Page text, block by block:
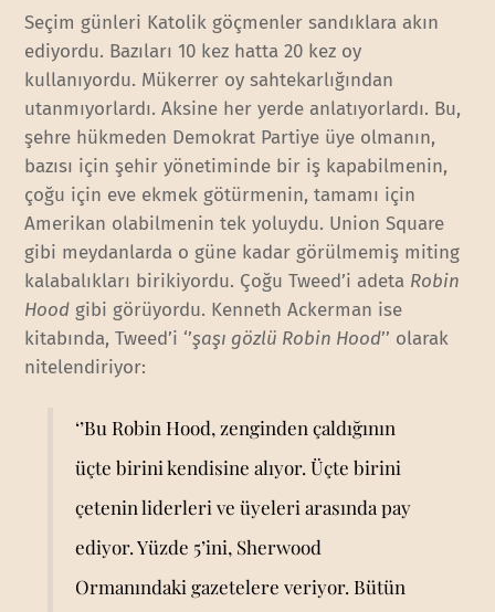
Seçim günleri Katolik göçmenler sandıklara akın
ediyordu. Bazıları 10 kez hatta 20 kez oy
kullanıyordu. Mükerrer oy sahtekarlığından
utanmıyorlardı. Aksine her yerde anlatıyorlardı. Bu,
şehre hükmeden Demokrat Partiye üye olmanın,
bazısı için şehir yönetiminde bir iş kapabilmenin,
çoğu için eve ekmek götürmenin, tamamı için
Amerikan olabilmenin tek yoluydu. Union Square
gibi meydanlarda o güne kadar görülmemiş miting
kalabalıkları birikiyordu. Çoğu Tweed’i adeta Robin
Hood gibi görüyordu. Kenneth Ackerman ise
kitabında, Tweed’i ‘’şaşı gözlü Robin Hood’’ olarak
nitelendiriyor:
‘’Bu Robin Hood, zenginden çaldığının
üçte birini kendisine alıyor. Üçte birini
çetenin liderleri ve üyeleri arasında pay
ediyor. Yüzde 5’ini, Sherwood
Ormanındaki gazetelere veriyor. Bütün